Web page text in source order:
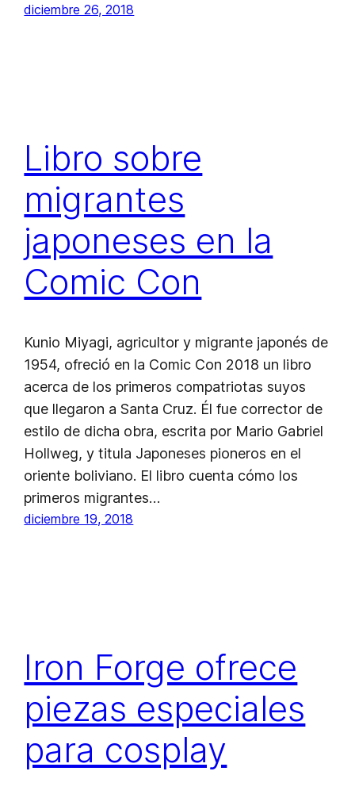
diciembre 26, 2018
Libro sobre
migrantes
japoneses en la
Comic Con
Kunio Miyagi, agricultor y migrante japonés de
1954, ofreció en la Comic Con 2018 un libro
acerca de los primeros compatriotas suyos
que llegaron a Santa Cruz. Él fue corrector de
estilo de dicha obra, escrita por Mario Gabriel
Hollweg, y titula Japoneses pioneros en el
oriente boliviano. El libro cuenta cómo los
primeros migrantes…
diciembre 19, 2018
Iron Forge ofrece
piezas especiales
para cosplay